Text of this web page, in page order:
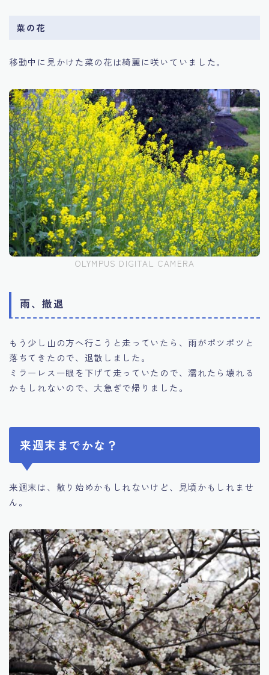
菜の花
移動中に見かけた菜の花は綺麗に咲いていました。
OLYMPUS DIGITAL CAMERA
雨、撤退
もう少し山の方へ行こうと走っていたら、雨がポツポツと
落ちてきたので、退散しました。
ミラーレス一眼を下げて走っていたので、濡れたら壊れる
かもしれないので、大急ぎで帰りました。
来週末までかな？
来週末は、散り始めかもしれないけど、見頃かもしれませ
ん。